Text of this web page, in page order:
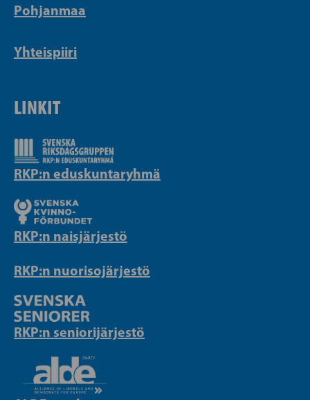
Pohjanmaa
Yhteispiiri
LINKIT
RKP:n eduskuntaryhmä
RKP:n naisjärjestö
RKP:n nuorisojärjestö
RKP:n seniorijärjestö